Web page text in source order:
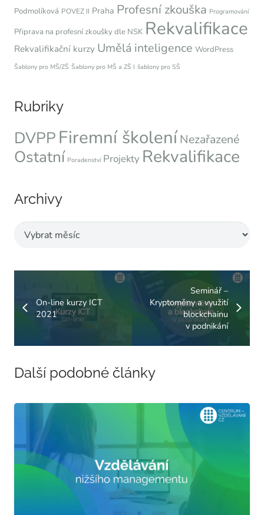
Podmolíková POVEZ II Praha Profesní zkouška Programování
Připrava na profesní zkoušky dle NSK Rekvalifikace
Rekvalifikační kurzy Umělá inteligence WordPress
Šablony pro MŠ/ZŠ Šablony pro MŠ a ZŠ I šablony pro SŠ
Rubriky
DVPPFiremní školeníNezařazené
Ostatní Poradenství Projekty Rekvalifikace
Archivy
Archivy
On-line kurzy ICT
2021
Seminář –
Kryptoměny a využití
blockchainu
v podnikání
Další podobné články